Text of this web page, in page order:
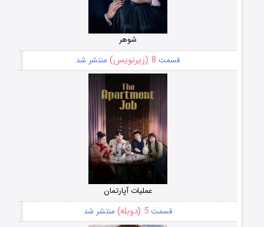
شوهر
قسمت 8 (زیرنویس) منتشر شد
عملیات آپارتمان
قسمت5 (دوبله) منتشر شد